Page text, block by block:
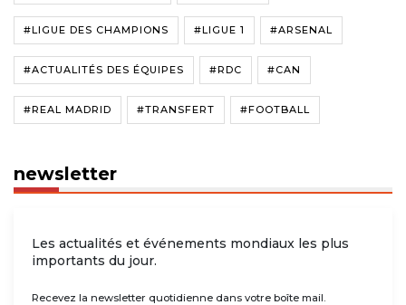
#LIGUE DES CHAMPIONS #LIGUE 1 #ARSENAL
#ACTUALITÉS DES ÉQUIPES #RDC #CAN
#REAL MADRID #TRANSFERT #FOOTBALL
newsletter
Les actualités et événements mondiaux les plus
importants du jour.
Recevez la newsletter quotidienne dans votre boîte mail.